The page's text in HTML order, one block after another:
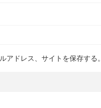
アドレス、サイトを保存する。